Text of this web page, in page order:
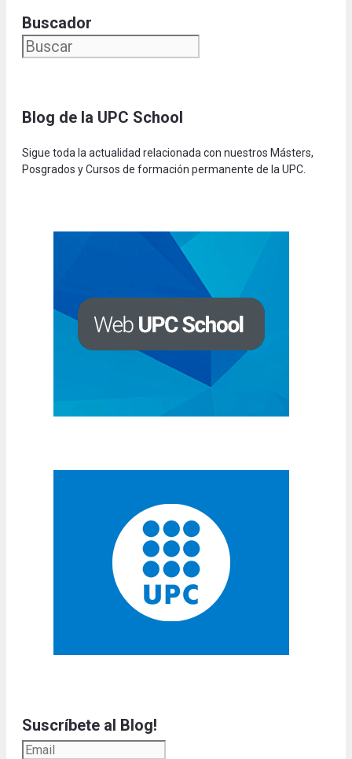
Buscador
Blog de la UPC School
Sigue toda la actualidad relacionada con nuestros Másters,
Posgrados y Cursos de formación permanente de la UPC.
Suscríbete al Blog!